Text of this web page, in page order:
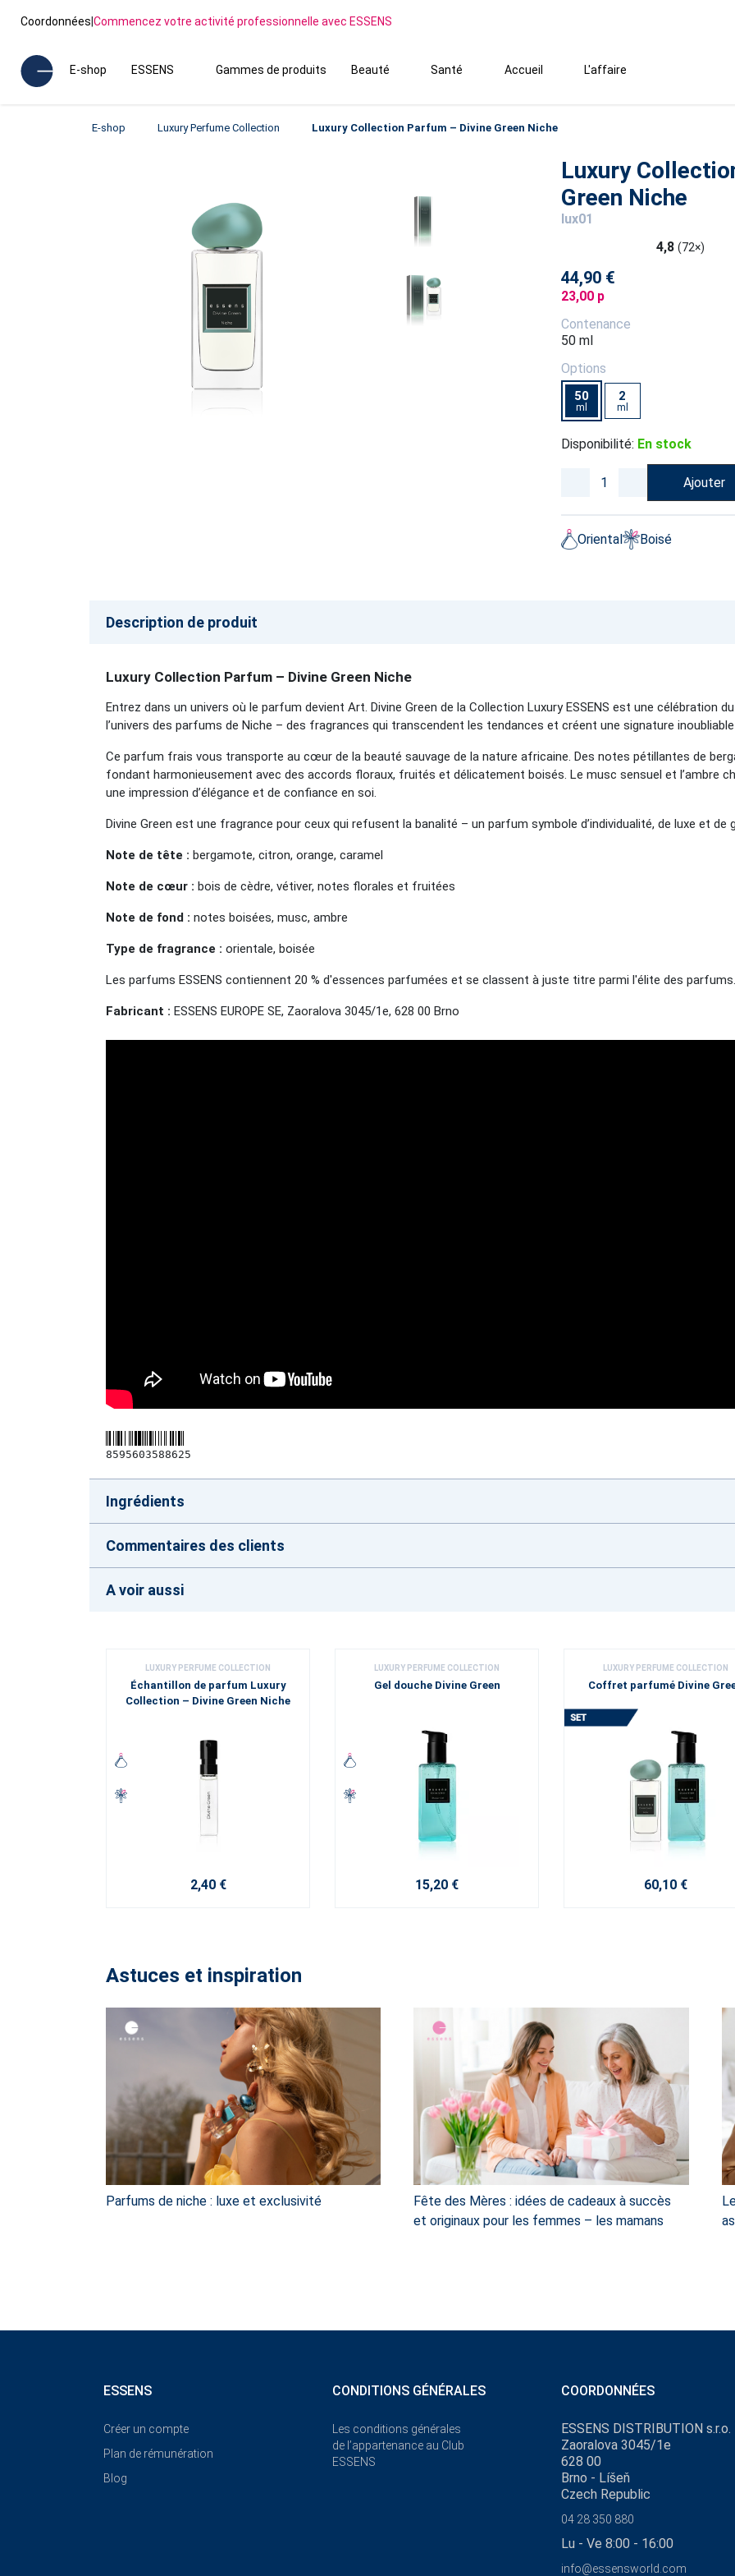
Coordonnées|Commencez votre activité professionnelle avec ESSENS
E-shop ESSENS Gammes de produits Beauté Santé Accueil L'affaire
E-shop Luxury Perfume Collection Luxury Collection Parfum – Divine Green Niche
Luxury
Green Niche
lux01
4,8 (72×)
44,90 €
23,00 p
Contenance
50 ml
Options
50
ml
2
ml
Disponibilité: En stock
Ajouter
Oriental Boisé
Description de produit
Luxury Collection Parfum – Divine Green Niche
Entrez dans un univers où le parfum devient Art. Divine Green de la Collection Luxury ESSENS est une célébration
l’univers des parfums de Niche – des fragrances qui transcendent les tendances et créent une signature
Ce parfum frais vous transporte au cœur de la beauté sauvage de la nature africaine. Des notes pétillantes de
fondant harmonieusement avec des accords floraux, fruités et délicatement boisés. Le musc sensuel et l’ambre
une impression d’élégance et de confiance en soi.
Divine Green est une fragrance pour ceux qui refusent la banalité – un parfum symbole d’individualité, de luxe et de
Note de tête : bergamote, citron, orange, caramel
Note de cœur : bois de cèdre, vétiver, notes florales et fruitées
Note de fond : notes boisées, musc, ambre
Type de fragrance : orientale, boisée
Les parfums ESSENS contiennent 20 % d'essences parfumées et se classent à juste titre parmi l'élite des parfums.
Fabricant : ESSENS EUROPE SE, Zaoralova 3045/1e, 628 00 Brno
8595603588625
Ingrédients
Commentaires des clients
A voir aussi
LUXURY PERFUME COLLECTION
Échantillon de parfum Luxury
Collection – Divine Green Niche
2,40 €
LUXURY PERFUME COLLECTION
Gel douche Divine Green
15,20 €
LUXURY PERFUME COLLECTION
Coffret parfumé Divine
60,10 €
Astuces et inspiration
Parfums de niche : luxe et exclusivité
Fête des Mères : idées de cadeaux à succès
et originaux pour les femmes – les mamans
ESSENS
Créer un compte
Plan de rémunération
Blog
CONDITIONS GÉNÉRALES
Les conditions générales
de l’appartenance au Club
ESSENS
COORDONNÉES
ESSENS DISTRIBUTION s.r.o.
Zaoralova 3045/1e
628 00
Brno - Líšeň
Czech Republic
04 28 350 880
Lu - Ve 8:00 - 16:00
info@essensworld.com